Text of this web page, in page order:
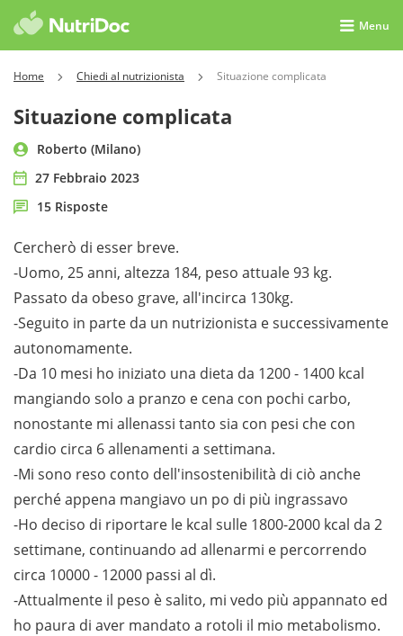
Menu
Home Chiedi al nutrizionista Situazione complicata
Situazione complicata
Roberto (Milano)
27 Febbraio 2023
15 Risposte
Cercherò di esser breve.
-Uomo, 25 anni, altezza 184, peso attuale 93 kg.
Passato da obeso grave, all'incirca 130kg.
-Seguito in parte da un nutrizionista e successivamente
autonomamente.
-Da 10 mesi ho iniziato una dieta da 1200 - 1400 kcal
mangiando solo a pranzo e cena con pochi carbo,
nonostante mi allenassi tanto sia con pesi che con
cardio circa 6 allenamenti a settimana.
-Mi sono reso conto dell'insostenibilità di ciò anche
perché appena mangiavo un po di più ingrassavo
-Ho deciso di riportare le kcal sulle 1800-2000 kcal da 2
settimane, continuando ad allenarmi e percorrendo
circa 10000 - 12000 passi al dì.
-Attualmente il peso è salito, mi vedo più appannato ed
ho paura di aver mandato a rotoli il mio metabolismo.